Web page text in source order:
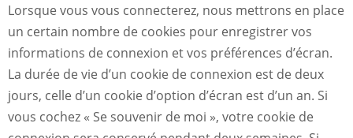
Lorsque vous vous connecterez, nous mettrons en place
un certain nombre de cookies pour enregistrer vos
informations de connexion et vos préférences d’écran.
La durée de vie d’un cookie de connexion est de deux
jours, celle d’un cookie d’option d’écran est d’un an. Si
vous cochez « Se souvenir de moi », votre cookie de